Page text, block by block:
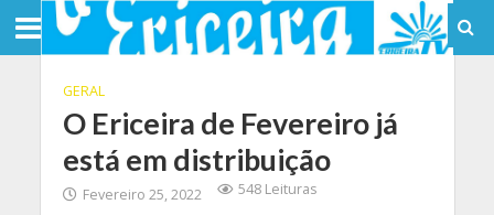
GERAL
O Ericeira de Fevereiro já
está em distribuição
Fevereiro 25, 2022
548 Leituras